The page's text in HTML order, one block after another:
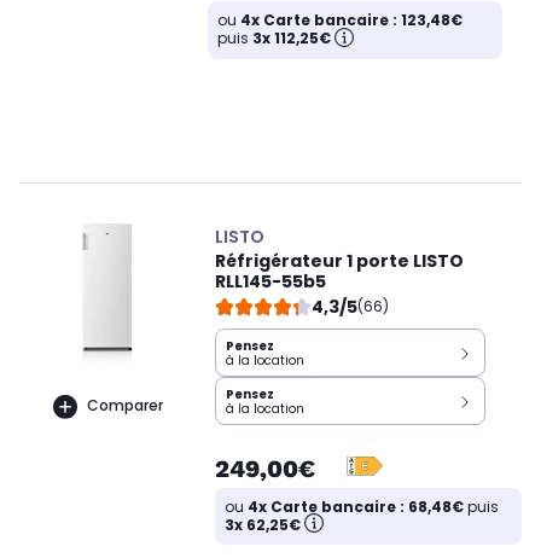
ou 4x Carte bancaire : 123,48€
puis 3x 112,25€
Comparer
LISTO
Réfrigérateur 1 porte LISTO
RLL145-55b5
4,3/5(66)
Pensez
à la location
Pensez
à la location
249,00€
ou 4x Carte bancaire : 68,48€puis
3x 62,25€